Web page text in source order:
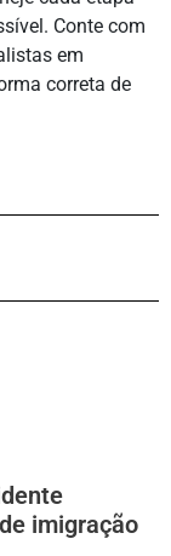
Conte com
em
correta de
imigração